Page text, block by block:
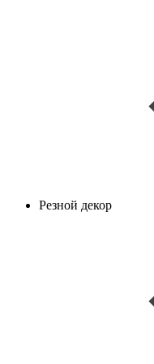
Резной декор